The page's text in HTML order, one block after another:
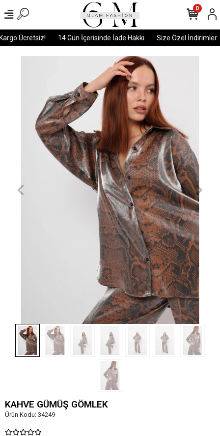
Ücretsiz! 14 Gün İçerisinde İade Hakkı Size Özel İndirimler
0
KAHVE GÜMÜŞ GÖMLEK
Ürün Kodu: 34249